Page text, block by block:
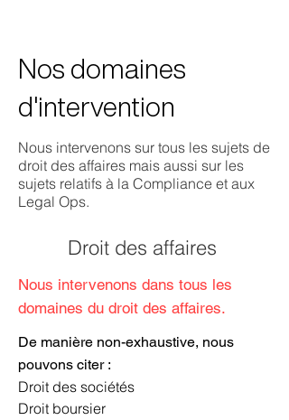
Nos domaines
d'intervention
Nous intervenons sur tous les sujets de
droit des affaires mais aussi sur les
sujets relatifs à la Compliance et aux
Legal Ops.
Droit des affaires
Nous intervenons dans tous les
domaines du droit des affaires.
De manière non-exhaustive, nous
pouvons citer :
Droit des sociétés
Droit boursier